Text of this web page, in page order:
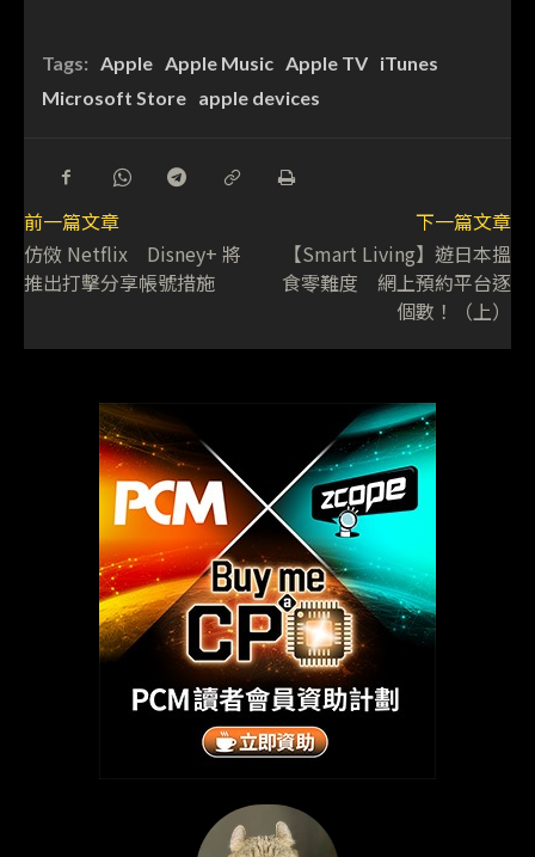
Tags: Apple Apple Music Apple TV iTunes
Microsoft Store apple devices
前一篇文章
仿傚 Netflix Disney+ 將
推出打擊分享帳號措施
下一篇文章
【Smart Living】遊日本搵
食零難度 網上預約平台逐
個數！（上）